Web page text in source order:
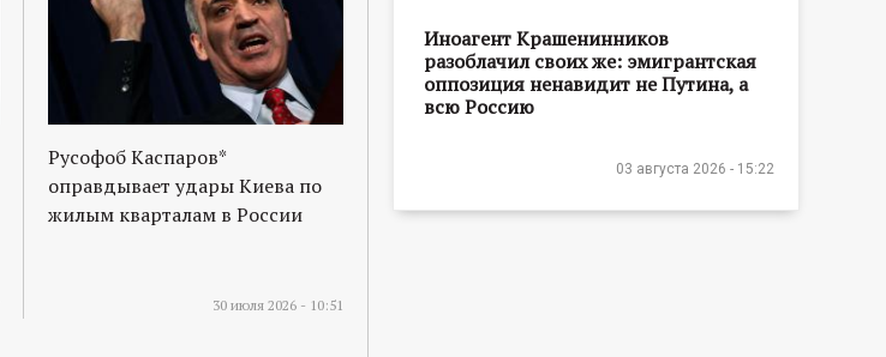
Русофоб Каспаров*
оправдывает удары Киева по
жилым кварталам в России
30 июля 2026 - 10:51
Иноагент Крашенинников
разоблачил своих же: эмигрантская
оппозиция ненавидит не Путина, а
всю Россию
03 августа 2026 - 15:22